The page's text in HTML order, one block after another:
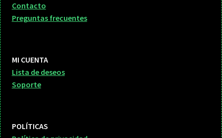
Contacto
Preguntas frecuentes
MI CUENTA
Lista de deseos
Soporte
POLÍTICAS